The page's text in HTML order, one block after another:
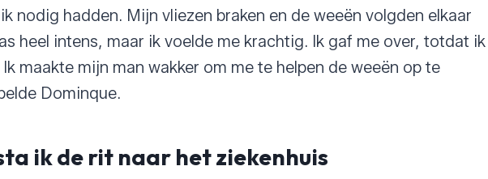
nodig hadden. Mijn vliezen braken en de weeën volgden elkaar
heel intens, maar ik voelde me krachtig. Ik gaf me over, totdat ik
maakte mijn man wakker om me te helpen de weeën op te
Dominque.
ik de rit naar het ziekenhuis